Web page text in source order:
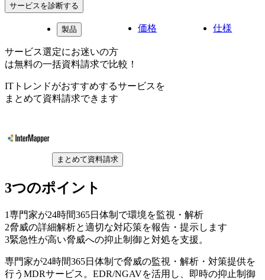
サービスを診断する
製品 価格 仕様
サービス選定にお迷いの方
は無料の一括資料請求で比較！
ITトレンドがおすすめするサービスを
まとめて資料請求できます
まとめて資料請求
3つのポイント
1専門家が24時間365日体制で環境を監視・解析
2脅威の詳細解析と適切な対応策を報告・提示します
3緊急性が高い脅威への抑止制御と対処を支援。
専門家が24時間365日体制で脅威の監視・解析・対策提供を
行うMDRサービス。EDR/NGAVを活用し、即時の抑止制御